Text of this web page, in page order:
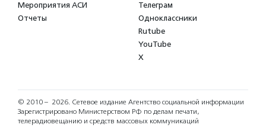
Мероприятия АСИ
Отчеты
Телеграм
Одноклассники
Rutube
YouTube
X
© 2010 – 2026. Сетевое издание Агентство социальной информации
Зарегистрировано Министерством РФ по делам печати,
телерадиовещанию и средств массовых коммуникаций